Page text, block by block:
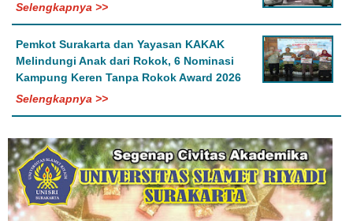
Selengkapnya >>
Pemkot Surakarta dan Yayasan KAKAK
Melindungi Anak dari Rokok, 6 Nominasi
Kampung Keren Tanpa Rokok Award 2026
Selengkapnya >>